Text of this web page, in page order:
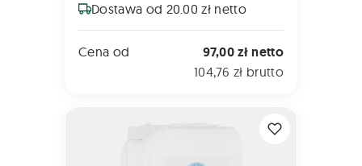
Dostawa od 20.00 zł netto
Cena od 97,00 zł netto
104,76 zł brutto